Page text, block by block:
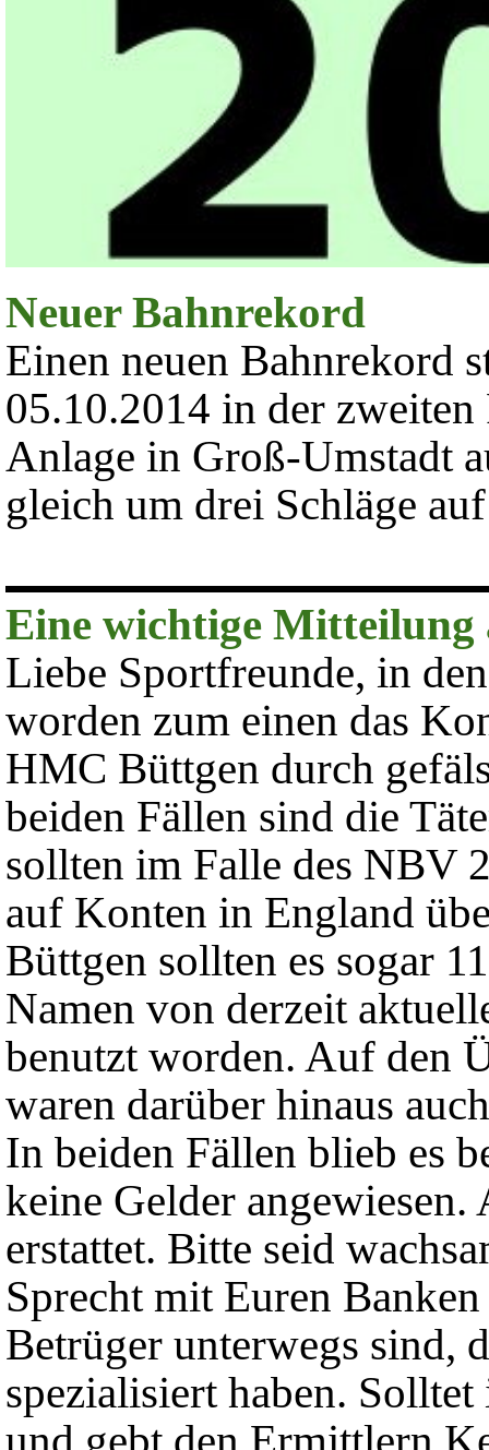
Neuer Bahnrekord
Einen neuen Bahnrekord
05.10.2014 in der
Anlage in Groß-Umstadt
gleich um drei Schläge
Eine wichtige Mitteilung
Liebe Sportfreunde, in
worden zum einen das
HMC Büttgen durch
beiden Fällen sind die
sollten im Falle des NBV
auf Konten in England
Büttgen sollten es sogar
Namen von derzeit
benutzt worden. Auf den
waren darüber hinaus
In beiden Fällen blieb es
keine Gelder
erstattet. Bitte seid
Sprecht mit Euren
Betrüger unterwegs sind,
spezialisiert haben.